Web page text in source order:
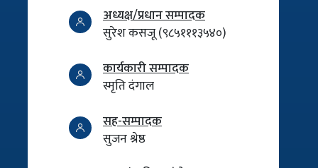
अध्यक्ष/प्रधान सम्पादक
सुरेश कसजू (९८५१११३५४०)
कार्यकारी सम्पादक
स्मृति दंगाल
सह-सम्पादक
सुजन श्रेष्ठ